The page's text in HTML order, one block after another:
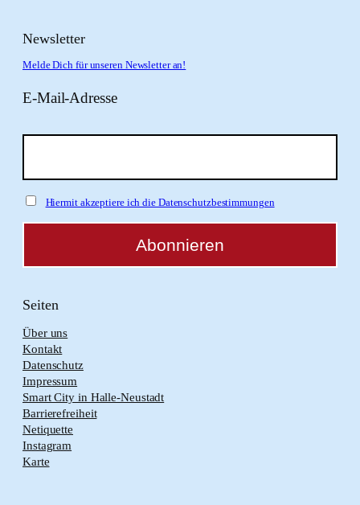
Newsletter
Melde Dich für unseren Newsletter an!
E-Mail-Adresse
Hiermit akzeptiere ich die Datenschutzbestimmungen
Seiten
Über uns
Kontakt
Datenschutz
Impressum
Smart City in Halle-Neustadt
Barrierefreiheit
Netiquette
Instagram
Karte